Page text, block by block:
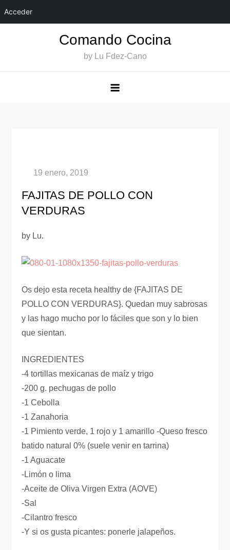
Acceder
Comando Cocina
by Lu Fdez-Cano
FAJITAS DE POLLO CON
VERDURAS
by Lu.
Os dejo esta receta healthy de {FAJITAS DE
POLLO CON VERDURAS}. Quedan muy sabrosas
y las hago mucho por lo fáciles que son y lo bien
que sientan.
INGREDIENTES
-4 tortillas mexicanas de maíz y trigo
-200 g. pechugas de pollo
-1 Cebolla
-1 Zanahoria
-1 Pimiento verde, 1 rojo y 1 amarillo -Queso fresco
batido natural 0% (suele venir en tarrina)
-1 Aguacate
-Limón o lima
-Aceite de Oliva Virgen Extra (AOVE)
-Sal
-Cilantro fresco
-Y si os gusta picantes: ponerle jalapeños.